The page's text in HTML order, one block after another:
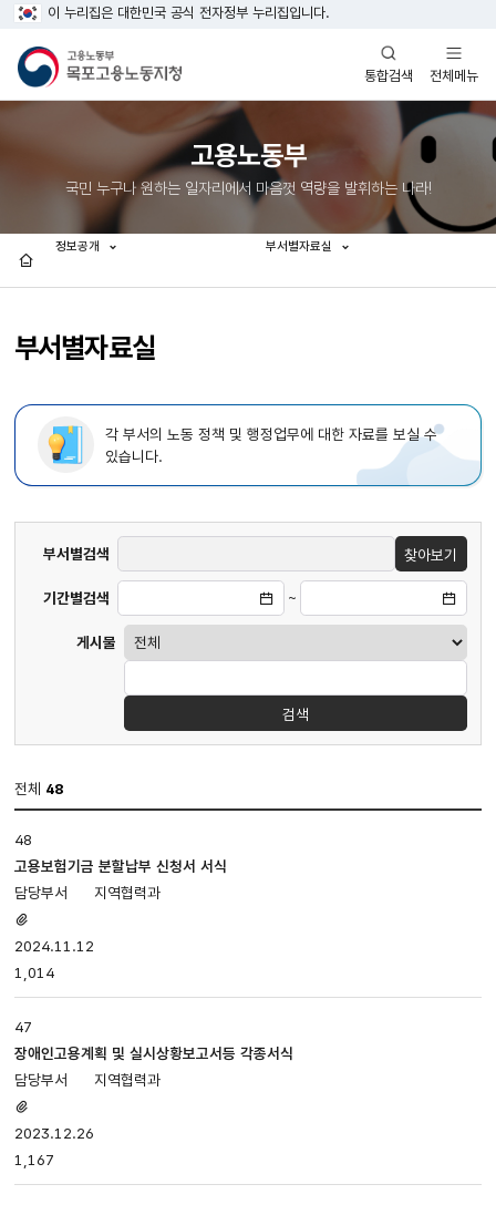
이 누리집은 대한민국 공식 전자정부 누리집입니다.
통합검색
열기
전체메뉴
열기
고용노동부
국민 누구나 원하는 일자리에서 마음껏 역량을 발휘하는 나라!
부서별자료실
정보공개 부서별자료실
각 부서의 노동 정책 및 행정업무에 대한 자료를 보실 수
있습니다.
게시판
부서별검색 찾아보기
기간별검색 ~
게시물
검색
전체 48
게시판
입니다.
번호,
제목,
첨부파일,
담당부서,
등록일,
조회로
나누어져
있습니다.
48
고용보험기금 분할납부 신청서 서식
지역협력과
있음
2024.11.12
1,014
47
장애인고용계획 및 실시상황보고서등 각종서식
지역협력과
있음
2023.12.26
1,167